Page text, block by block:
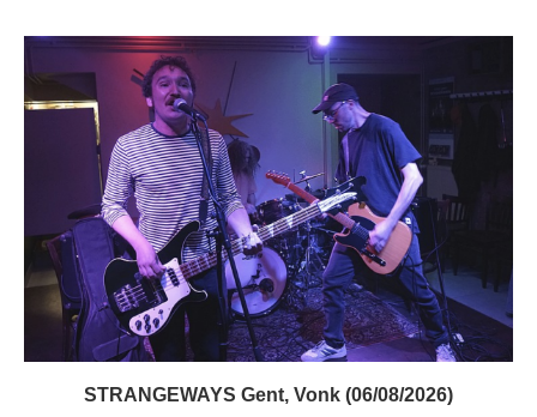
STRANGEWAYS Gent, Vonk (06/08/2026)